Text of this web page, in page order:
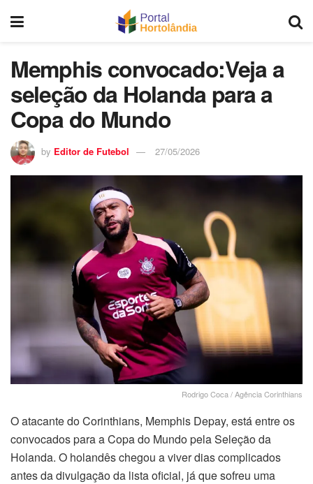
Memphis convocado:Veja a
seleção da Holanda para a
Copa do Mundo
by Editor de Futebol 27/05/2026
Rodrigo Coca / Agência Corinthians
O atacante do Corinthians, Memphis Depay, está entre os
convocados para a Copa do Mundo pela Seleção da
Holanda. O holandês chegou a viver dias complicados
antes da divulgação da lista oficial, já que sofreu uma